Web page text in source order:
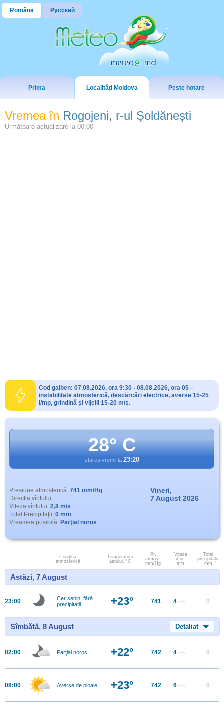
Româna Русский
Prima Localități Moldova Peste hotare
Vremea în Rogojeni, r-ul Şoldăneşti
Următoare actualizare la 00:00
Cod galben: 07.08.2026, ora 9:30 - 08.08.2026, ora 05 –
instabilitate atmosferică, descărcări electrice, averse 15-25
l/mp, grindină și vijelii 15-20 m/s.
28° C
starea vremii la 23:20
Presiune atmosferică: 741 mm/Hg
Directia vîntului:
Viteza vîntului: 2,8 m/s
Total Precipitaţii: 0 mm
Vreamea posibilă: Parţial noros
Vineri,
7 August 2026
Conditia
atmosferică
Temperatura
aerului, °C
Pr.
atmosf.
mm/Hg
Viteza
vînt.
m/s
Total
precipitații,
mm
Astăzi, 7 August
23:00
Cer senin, fără
precipitații
+23° 741 4 m/s 0
Sîmbătă, 8 August Detaliat
02:00 Parţial noros +22° 742 4 m/s 0
08:00 Averse de ploaie +23° 742 6 m/s 0